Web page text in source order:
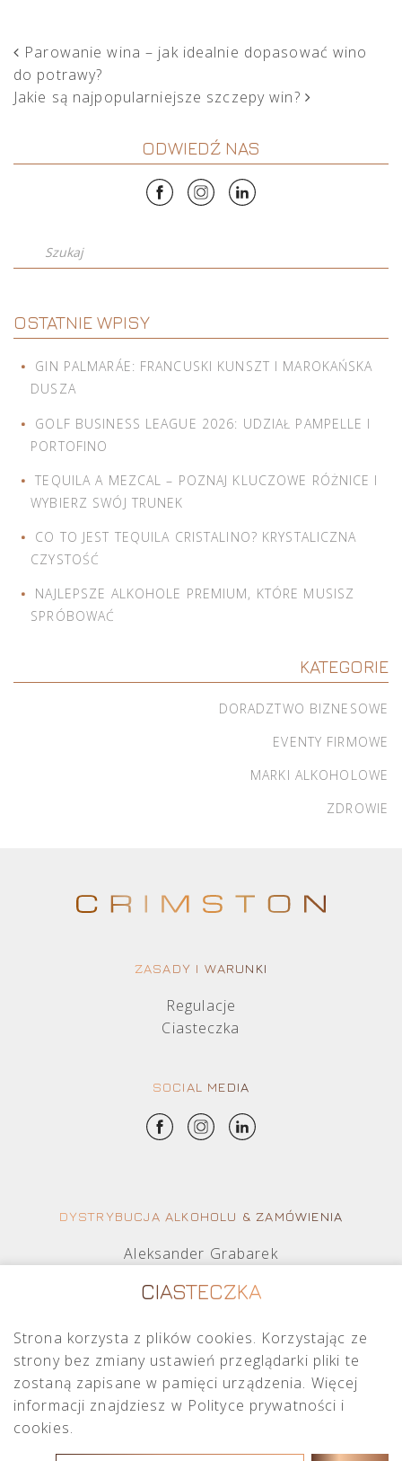
POST NAVIGATION
Parowanie wina – jak idealnie dopasować wino
do potrawy?
Jakie są najpopularniejsze szczepy win?
ODWIEDŹ NAS
Szukaj
OSTATNIE WPISY
GIN PALMARÁE: FRANCUSKI KUNSZT I MAROKAŃSKA
DUSZA
GOLF BUSINESS LEAGUE 2026: UDZIAŁ PAMPELLE I
PORTOFINO
TEQUILA A MEZCAL – POZNAJ KLUCZOWE RÓŻNICE I
WYBIERZ SWÓJ TRUNEK
CO TO JEST TEQUILA CRISTALINO? KRYSTALICZNA
CZYSTOŚĆ
NAJLEPSZE ALKOHOLE PREMIUM, KTÓRE MUSISZ
SPRÓBOWAĆ
KATEGORIE
DORADZTWO BIZNESOWE
EVENTY FIRMOWE
MARKI ALKOHOLOWE
ZDROWIE
ZASADY I WARUNKI
Regulacje
Ciasteczka
SOCIAL MEDIA
DYSTRYBUCJA ALKOHOLU & ZAMÓWIENIA
Aleksander Grabarek
+48 512 569 456
Mateusz Sielczak
mateusz.s@crimston.pl
+48 793 079 027
CIASTECZKA
Strona korzysta z plików cookies. Korzystając ze
strony bez zmiany ustawień przeglądarki pliki te
zostaną zapisane w pamięci urządzenia. Więcej
informacji znajdziesz w Polityce prywatności i
cookies.